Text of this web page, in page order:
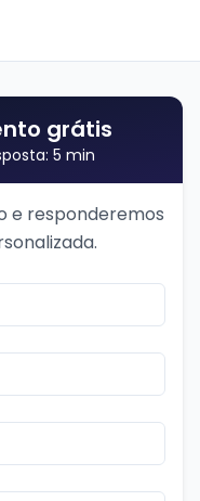
grátis
5 min
e responderemos